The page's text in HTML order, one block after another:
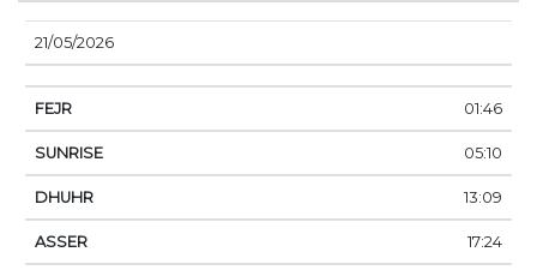
21/05/2026
01:46
05:10
13:09
17:24